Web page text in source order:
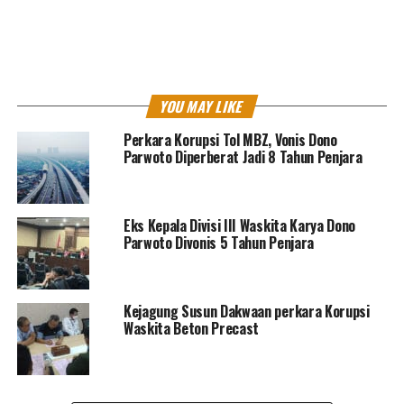
Barat. Akibat perbuatan itu, PT Acset dinilai turut
menyebabkan kerugian keuangan negara yang secara
keseluruhan mencapai Rp510,08 miliar.
Selain pidana denda, majelis hakim juga menjatuhkan
pidana tambahan berupa pembayaran uang pengganti
sebesar Rp179,99 miliar. Namun, jumlah tersebut
diperhitungkan dengan dana yang telah lebih dahulu
dikembalikan dan dititipkan perusahaan ke rekening
dana sitaan pemerintah.
Majelis hakim juga mengingatkan bahwa apabila denda
tidak dibayarkan dalam waktu satu bulan setelah
YOU MAY LIKE
Perkara Korupsi Tol MBZ, Vonis Dono
Parwoto Diperberat Jadi 8 Tahun Penjara
Eks Kepala Divisi III Waskita Karya Dono
Parwoto Divonis 5 Tahun Penjara
Kejagung Susun Dakwaan perkara Korupsi
Waskita Beton Precast